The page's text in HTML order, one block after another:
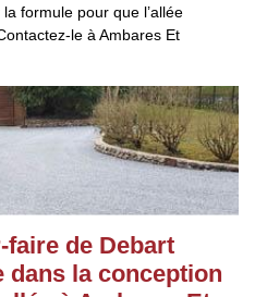
formule pour que l’allée
le à Ambares Et
faire de Debart
dans la conception